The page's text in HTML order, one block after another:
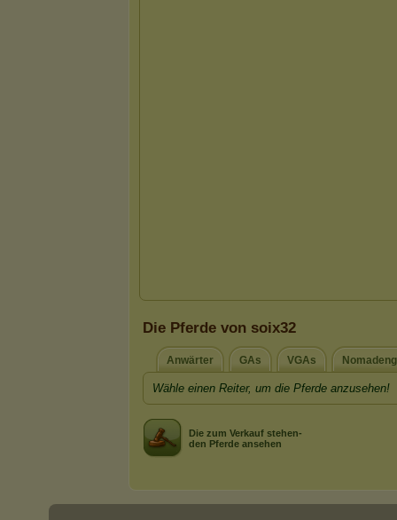
Die Pferde von soix32
Anwärter GAs VGAs
Wähle einen Reiter, um die Pferde anzusehen!
Die zum Verkauf stehen-
den Pferde ansehen